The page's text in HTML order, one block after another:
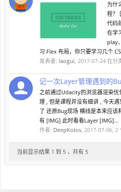
为什
程？
代码
在学
play
习 Flex 布局，你只要学习几个
发表者: laogui, 2017-07-24 在分
记一次Layer管理遇到的
之前通过Udacity的浏览器渲染
理 , 但是课程并没有细讲 , 今天
了 还原Bug现场 横线是本来应
有 [IMG] 此时看看Layer [IMG]...
作者: DeepKolos, 2017-07-06, 2
当前显示结果 1 到 5 ，共有 5